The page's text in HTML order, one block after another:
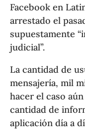
Facebook en
arrestado el
supuestamente
judicial”.
La cantidad de
mensajería, mil
hacer el caso
cantidad de
aplicación día a